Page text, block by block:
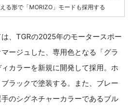
る形で「MORIZO」モードも採用する
、TGRの2025年のモータースポー
ージュした、専用色となる「グラ
カラーを新規に開発して採用。ホ
ラックで塗装する。また、ブレー
のシグネチャーカラーであるブル